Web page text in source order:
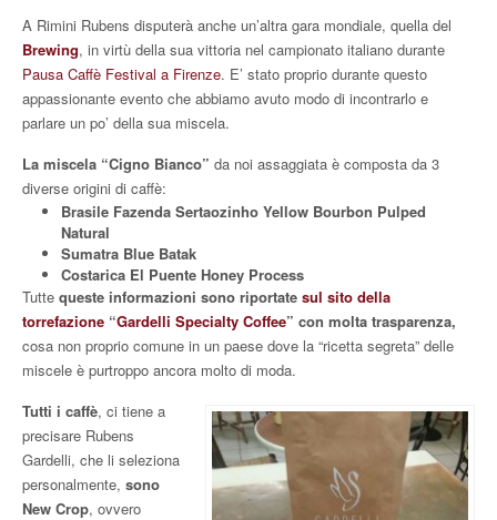
A Rimini Rubens disputerà anche un’altra gara mondiale, quella del
Brewing, in virtù della sua vittoria nel campionato italiano durante
Pausa Caffè Festival a Firenze. E’ stato proprio durante questo
appassionante evento che abbiamo avuto modo di incontrarlo e
parlare un po’ della sua miscela.
La miscela “Cigno Bianco” da noi assaggiata è composta da 3
diverse origini di caffè:
Brasile Fazenda Sertaozinho Yellow Bourbon Pulped
Natural
Sumatra Blue Batak
Costarica El Puente Honey Process
Tutte queste informazioni sono riportate sul sito della
torrefazione “Gardelli Specialty Coffee” con molta trasparenza,
cosa non proprio comune in un paese dove la “ricetta segreta” delle
miscele è purtroppo ancora molto di moda.
Tutti i caffè, ci tiene a
precisare Rubens
Gardelli, che li seleziona
personalmente, sono
New Crop, ovvero